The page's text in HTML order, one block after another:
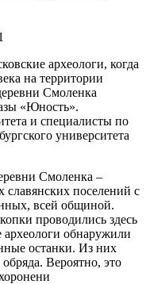
археологи, когда
на территории
Смоленка
«Юность».
и специалисты по
университета
Смоленка –
славянских поселений с
всей общиной.
проводились здесь
археологи обнаружили
останки. Из них
Вероятно, это